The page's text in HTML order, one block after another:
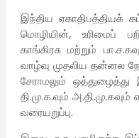
இந்திய ஏகாதிபத்தியக்
மொழியின், உரிமைப்
காங்கிரசு மற்றும்
வாழ்வு முதலிய தன்னல
சேராமலும்
தி.மு.க.வும்
வரையறுப்பு.